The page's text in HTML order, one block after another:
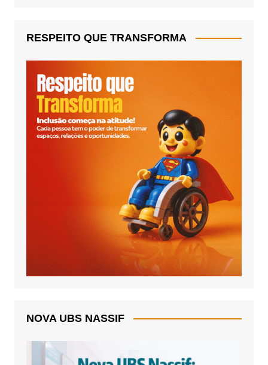
RESPEITO QUE TRANSFORMA
NOVA UBS NASSIF